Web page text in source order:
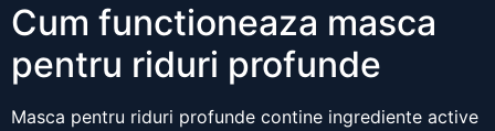
Cum functioneaza masca
pentru riduri profunde
Masca pentru riduri profunde contine ingrediente active